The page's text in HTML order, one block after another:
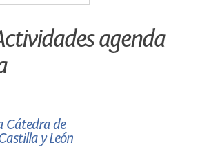
agenda
Cátedra de
y León